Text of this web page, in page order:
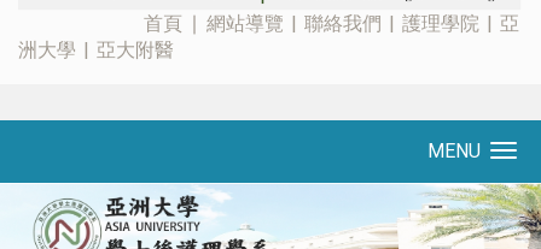
首頁 ∣ 網站導覽 | 聯絡我們 | 護理學院 | 亞
洲大學 | 亞大附醫
MENU